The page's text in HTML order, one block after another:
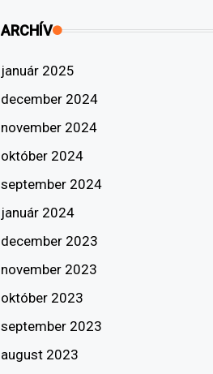
ARCHÍV
január 2025
december 2024
november 2024
október 2024
september 2024
január 2024
december 2023
november 2023
október 2023
september 2023
august 2023